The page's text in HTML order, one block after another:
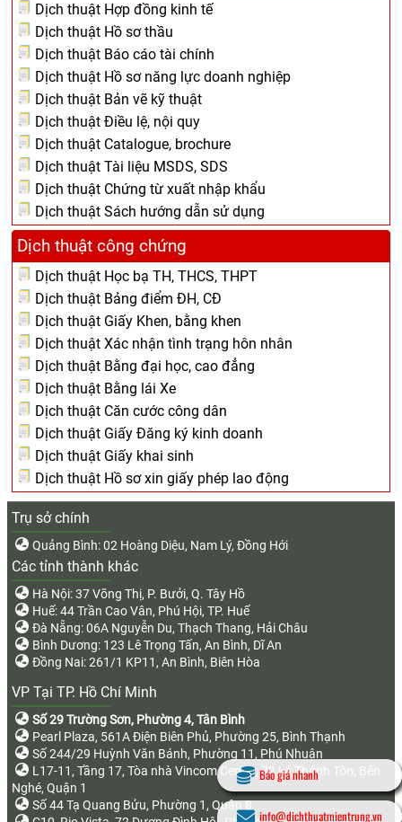
Dịch thuật Hợp đồng kinh tế
Dịch thuật Hồ sơ thầu
Dịch thuật Báo cáo tài chính
Dịch thuật Hồ sơ năng lực doanh nghiệp
Dịch thuật Bản vẽ kỹ thuật
Dịch thuật Điều lệ, nội quy
Dịch thuật Catalogue, brochure
Dịch thuật Tài liệu MSDS, SDS
Dịch thuật Chứng từ xuất nhập khẩu
Dịch thuật Sách hướng dẫn sử dụng
Dịch thuật công chứng
Dịch thuật Học bạ TH, THCS, THPT
Dịch thuật Bảng điểm ĐH, CĐ
Dịch thuật Giấy Khen, bằng khen
Dịch thuật Xác nhận tình trạng hôn nhân
Dịch thuật Bằng đại học, cao đẳng
Dịch thuật Bằng lái Xe
Dịch thuật Căn cước công dân
Dịch thuật Giấy Đăng ký kinh doanh
Dịch thuật Giấy khai sinh
Dịch thuật Hồ sơ xin giấy phép lao động
Trụ sở chính
Quảng Bình: 02 Hoàng Diệu, Nam Lý, Đồng Hới
Các tỉnh thành khác
Hà Nội: 37 Võng Thị, P. Bưởi, Q. Tây Hồ
Huế: 44 Trần Cao Vân, Phú Hội, TP. Huế
Đà Nẵng: 06A Nguyễn Du, Thạch Thang, Hải Châu
Bình Dương: 123 Lê Trọng Tấn, An Bình, Dĩ An
Đồng Nai: 261/1 KP11, An Bình, Biên Hòa
VP Tại TP. Hồ Chí Minh
Số 29 Trường Sơn, Phường 4, Tân Bình
Pearl Plaza, 561A Điện Biên Phủ, Phường 25, Bình Thạnh
Số 244/29 Huỳnh Văn Bánh, Phường 11, Phú Nhuận
L17-11, Tầng 17, Tòa nhà Vincom Center, 72 Lê Thánh Tôn, Bến
Nghé, Quận 1
Số 44 Tạ Quang Bửu, Phường 1, Quận 8
Báo giá nhanh
info@dichthuatmientrung.vn